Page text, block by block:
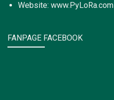
Website: www.PyLoRa.com
FANPAGE FACEBOOK